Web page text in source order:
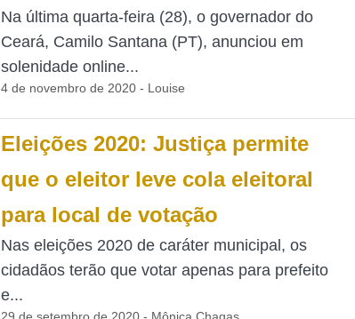
Na última quarta-feira (28), o governador do
Ceará, Camilo Santana (PT), anunciou em
solenidade online...
4 de novembro de 2020 - Louise
Eleições 2020: Justiça permite
que o eleitor leve cola eleitoral
para local de votação
Nas eleições 2020 de caráter municipal, os
cidadãos terão que votar apenas para prefeito
e...